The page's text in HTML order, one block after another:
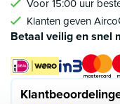
Voor 15:00 uur
Klanten geven
Betaal veilig en snel